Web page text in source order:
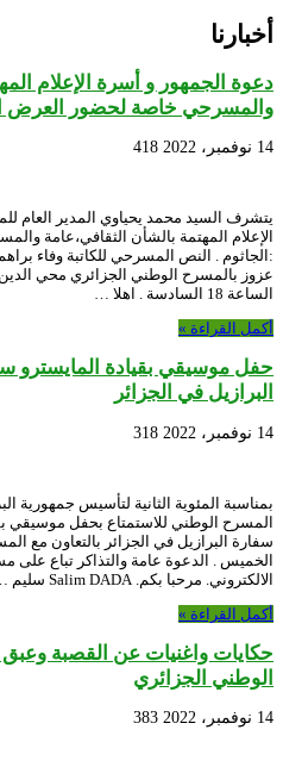
أخبارنا
دعوة الجمهور و أسرة الإعلام
والمسرحي خاصة لحضور العرض
14 نوفمبر، 2022 418
يتشرف السيد محمد يحياوي المدير العام
الإعلام المهتمة بالشأن الثقافي،عامة
:الجاثوم . النص المسرحي للكاتبة وفاء
الساعة 18 السادسة . اهلا …
أكمل القراءة »
حفل موسيقي بقيادة المايسترو
البرازيل في الجزائر
14 نوفمبر، 2022 318
المسرح الوطني للاستمتاع بحفل موسيقي
سفارة البرازيل في الجزائر بالتعاون مع
الخميس . الدعوة عامة والتذاكر تباع على
الالكتروني. مرحبا بكم. Salim DADA سليم …
أكمل القراءة »
حكايات واغنيات عن القصبة وعبق
الوطني الجزائري
14 نوفمبر، 2022 383